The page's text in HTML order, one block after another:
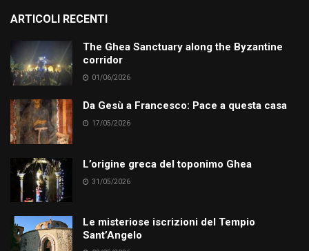
ARTICOLI RECENTI
The Ghea Sanctuary along the Byzantine
corridor
01/06/2026
Da Gesù a Francesco: Pace a questa casa
17/05/2026
L’origine greca del toponimo Ghea
31/05/2026
Le misteriose iscrizioni del Tempio
Sant’Angelo